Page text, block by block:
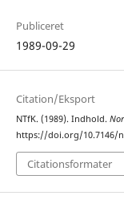
Publiceret
1989-09-29
Citation/Eksport
NTfK. (1989). Indhold.
https://doi.org/10.7146/
Citationsformater